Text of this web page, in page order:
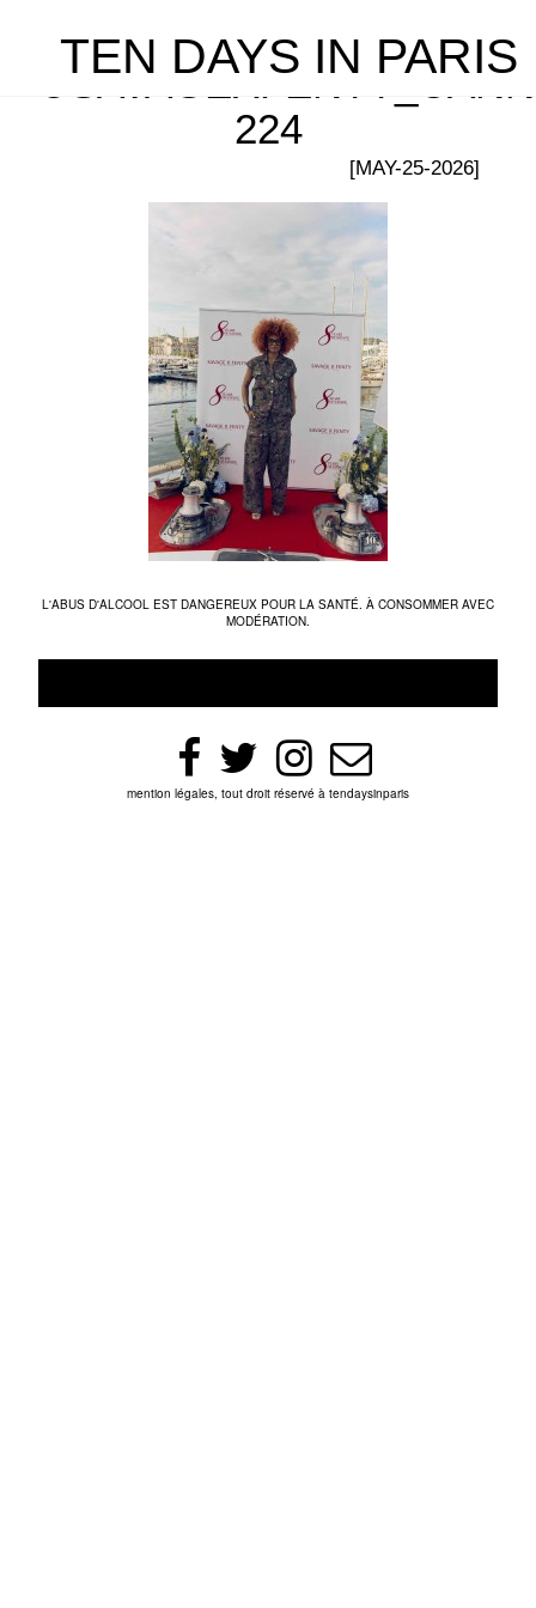
TEN DAYS IN PARIS
224
[MAY-25-2026]
L'ABUS D'ALCOOL EST DANGEREUX POUR LA SANTÉ. À CONSOMMER AVEC
MODÉRATION.
mention légales, tout droit réservé à tendaysinparis